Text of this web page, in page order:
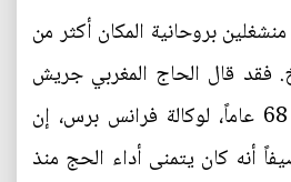
بروحانية المكان أكثر من
فقد قال الحاج المغربي جريش
محمد، البالغ من العمر 68 عاماً، لوكالة فرانس برس، إن
أنه كان يتمنى أداء الحج منذ